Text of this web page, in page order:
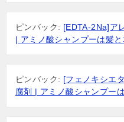
ピンバック: [EDTA-2Na]ア
| アミノ酸シャンプーは髪と
ピンバック: [フェノキシエ
腐剤 | アミノ酸シャンプー